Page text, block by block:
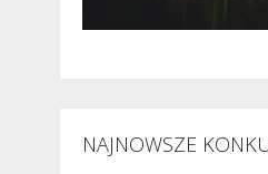
NAJNOWSZE